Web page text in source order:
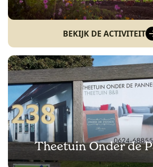
BEKIJK DE ACTIVITEIT
Theetuin Onder de